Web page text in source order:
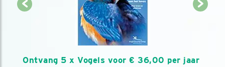
Ontvang 5 x Vogels voor € 36,00 per jaar